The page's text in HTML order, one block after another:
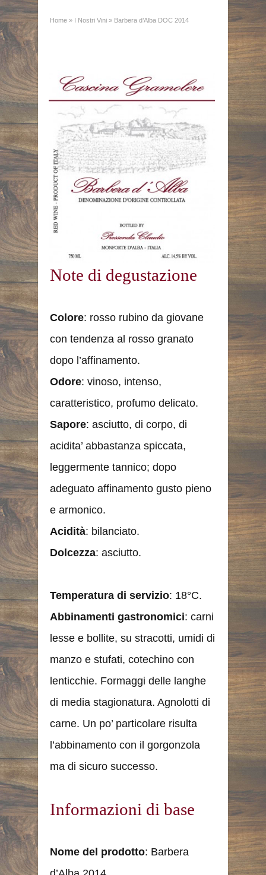
Home » I Nostri Vini » Barbera d’Alba DOC 2014
Note di degustazione
Colore: rosso rubino da giovane
con tendenza al rosso granato
dopo l’affinamento.
Odore: vinoso, intenso,
caratteristico, profumo delicato.
Sapore: asciutto, di corpo, di
acidita’ abbastanza spiccata,
leggermente tannico; dopo
adeguato affinamento gusto pieno
e armonico.
Acidità: bilanciato.
Dolcezza: asciutto.
Temperatura di servizio: 18°C.
Abbinamenti gastronomici: carni
lesse e bollite, su stracotti, umidi di
manzo e stufati, cotechino con
lenticchie. Formaggi delle langhe
di media stagionatura. Agnolotti di
carne. Un po’ particolare risulta
l’abbinamento con il gorgonzola
ma di sicuro successo.
Informazioni di base
Nome del prodotto: Barbera